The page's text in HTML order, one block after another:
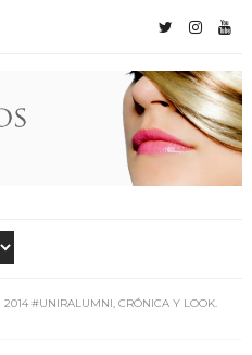
2014 #UNIRALUMNI, CRÓNICA Y LOOK.